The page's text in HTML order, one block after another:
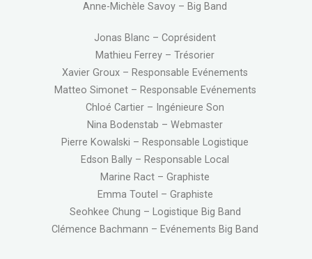
Anne-Michèle Savoy – Big Band
Jonas Blanc – Coprésident
Mathieu Ferrey – Trésorier
Xavier Groux – Responsable Evénements
Matteo Simonet – Responsable Evénements
Chloé Cartier – Ingénieure Son
Nina Bodenstab – Webmaster
Pierre Kowalski – Responsable Logistique
Edson Bally – Responsable Local
Marine Ract – Graphiste
Emma Toutel – Graphiste
Seohkee Chung – Logistique Big Band
Clémence Bachmann – Evénements Big Band